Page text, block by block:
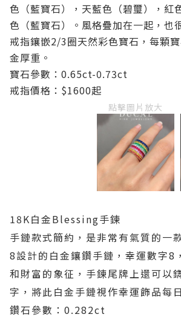
色（藍寶石），天藍色（碧璽），紅
色（藍寶石）。風格疊加在一起，也
戒指鑲嵌2/3圈天然彩色寶石，每顆
金厚重。
寶石參數：0.65ct-0.73ct
戒指價格：$1600起
點擊圖片放大
18K白金Blessing手鍊
手鏈款式簡約，是非常有氣質的一
8設計的白金鑲鑽手鏈，幸運數字8
和財富的象征，手鍊尾牌上還可以
字，將此白金手鏈視作幸運飾品每
鑽石參數：0.282ct